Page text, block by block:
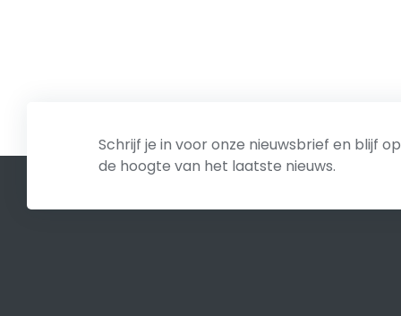
Schrijf je in voor onze nieuwsbrief en blijf op
de hoogte van het laatste nieuws.